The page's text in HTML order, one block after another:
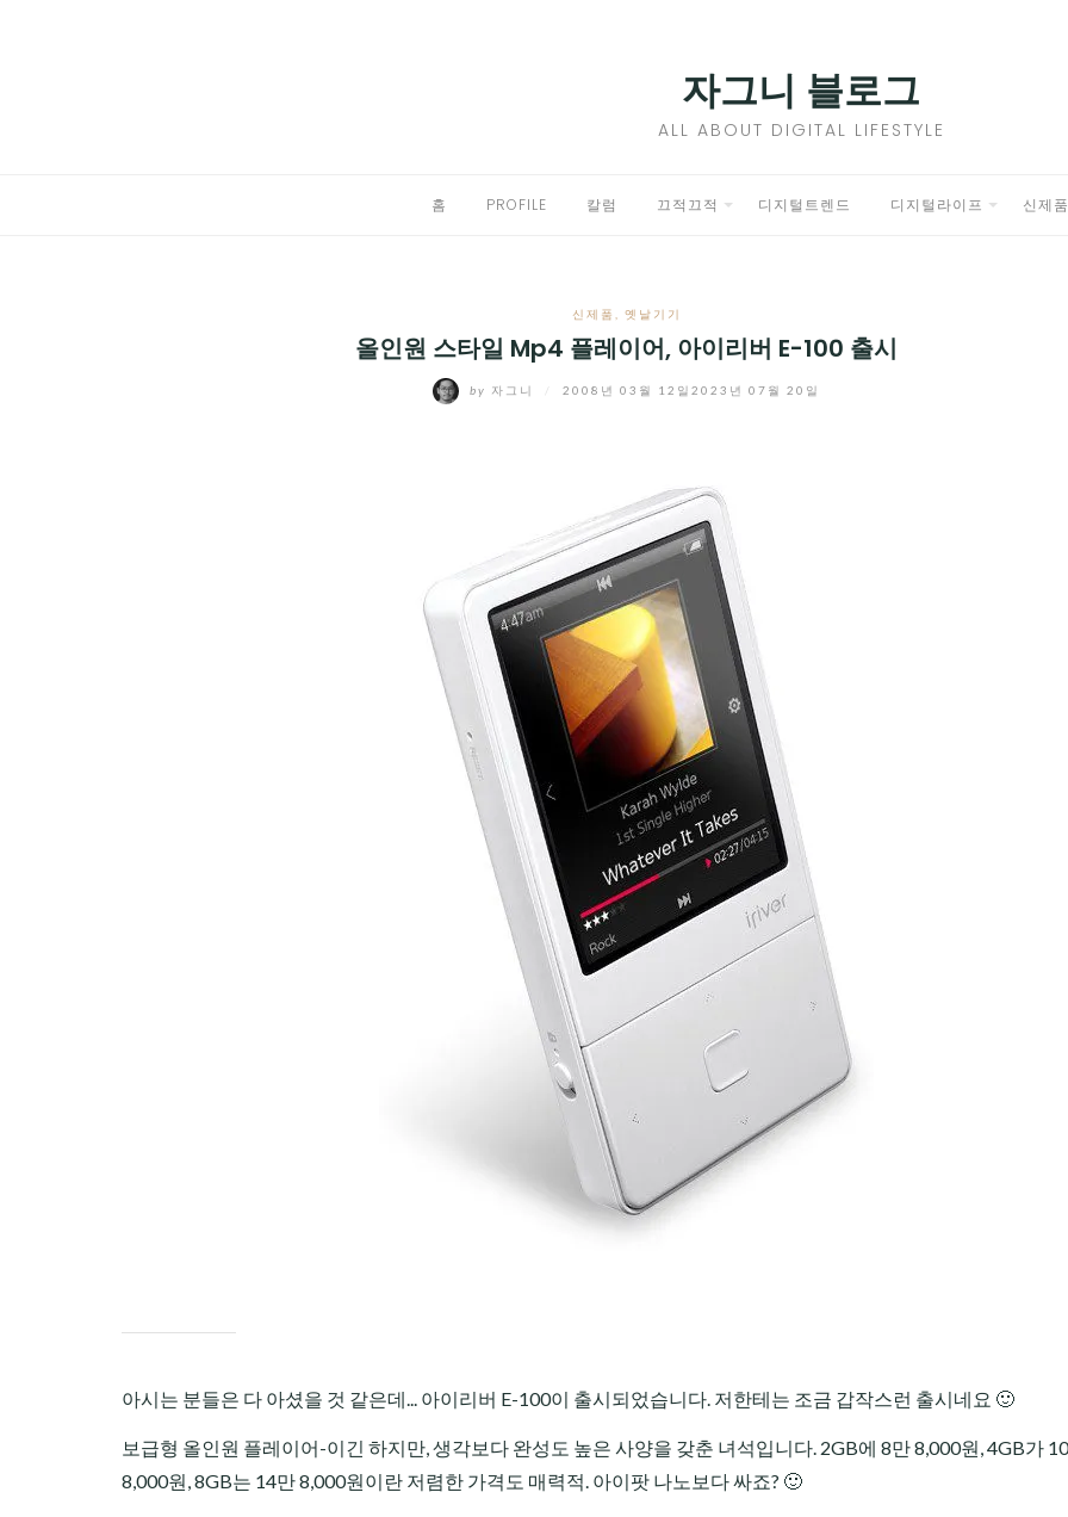
자그니 블로그
ALL ABOUT DIGITAL LIFESTYLE
홈 PROFILE 칼럼 끄적끄적 디지털트렌드 디지털라이프 신제품
신제품 옛날기기
올인원 스타일 Mp4 플레이어, 아이리버 E-100 출시
by 자그니 2008년 03월 12일2023년 07월 20일
아시는 분들은 다 아셨을 것 같은데... 아이리버 E-100이 출시되었습니다. 저한테는 조금 갑작스런 출시네요 🙂
보급형 올인원 플레이어-이긴 하지만, 생각보다 완성도 높은 사양을 갖춘 녀석입니다. 2GB에 8만 8,000원, 4GB가
8,000원, 8GB는 14만 8,000원이란 저렴한 가격도 매력적. 아이팟 나노보다 싸죠? 🙂
MENU
EXPAND